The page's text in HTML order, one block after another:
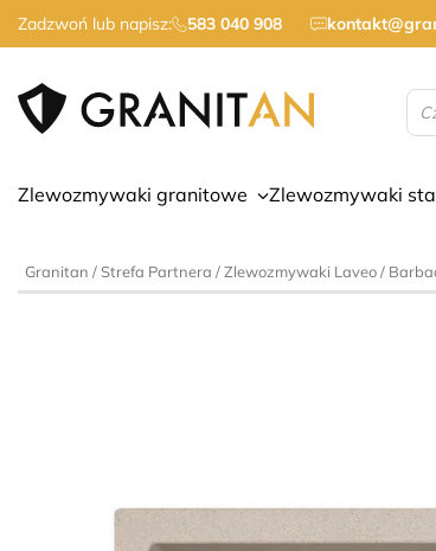
Zadzwoń lub napisz: 583 040 908
Zlewozmywaki granitowe Zlewozmywaki
Granitan /Strefa Partnera /Zlewozmywaki Laveo/